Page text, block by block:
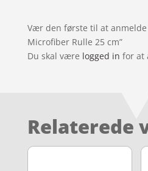
Vær den første til at anmelde
Microfiber Rulle 25 cm”
Du skal være logged in for at
Relaterede